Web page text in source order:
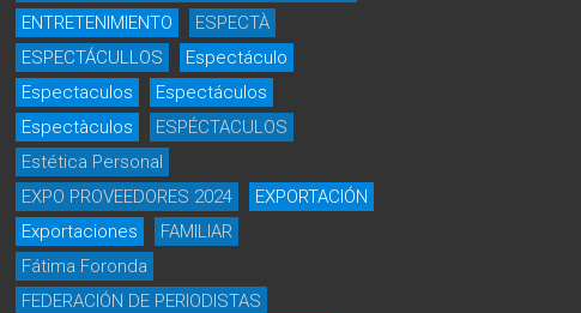
ENTRETENIMIENTO
ESPECTÀ
ESPECTÁCULLOS
Espectáculo
Espectaculos
Espectáculos
Espectàculos
ESPÉCTACULOS
Estética Personal
EXPO PROVEEDORES 2024
EXPORTACIÓN
Exportaciones
FAMILIAR
Fátima Foronda
FEDERACIÓN DE PERIODISTAS